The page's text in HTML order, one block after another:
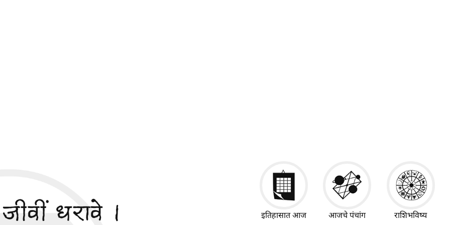
इतिहासात आज आजचे पंचांग राशिभविष्य